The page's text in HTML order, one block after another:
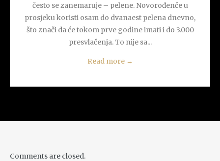
često se zanemaruje – pelene. Novorođenče u
prosjeku koristi osam do dvanaest pelena dnevno,
što znači da će tokom prve godine imati i do 3.000
presvlačenja. To nije sa...
Read more →
Comments are closed.